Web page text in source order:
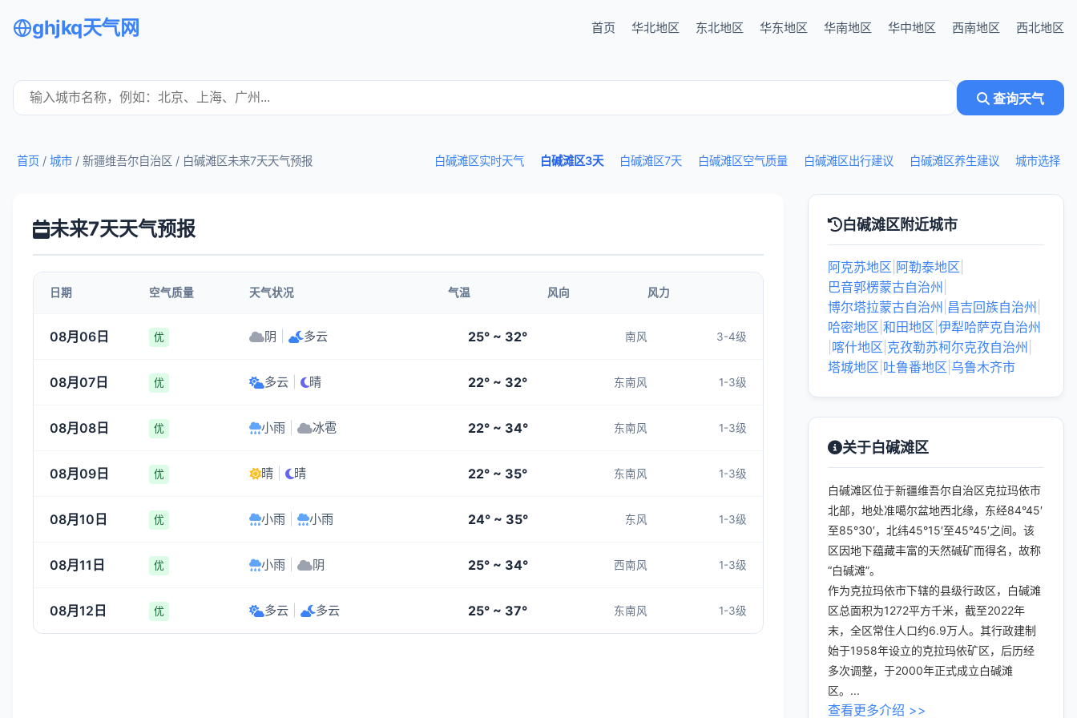
ghjkq天气网 首页 华北地区 东北地区 华东地区 华南地区 华中地区 西南地区 西北地区
查询天气
白碱滩区实时天气 白碱滩区3天 白碱滩区7天 白碱滩区空气质量 白碱滩区出行建议 白碱滩区养生建议 城市选择
首页 / 城市 / 新疆维吾尔自治区 / 白碱滩区未来7天天气预报
未来7天天气预报
日期 空气质量 天气状况 气温 风向 风力
08月06日 优 阴 多云 25° ~ 32° 南风 3-4级
08月07日 优 多云 晴 22° ~ 32° 东南风 1-3级
08月08日 优 小雨 冰雹 22° ~ 34° 东南风 1-3级
08月09日 优 晴 晴 22° ~ 35° 东南风 1-3级
08月10日 优 小雨 小雨 24° ~ 35° 东风 1-3级
08月11日 优 小雨 阴 25° ~ 34° 西南风 1-3级
08月12日 优 多云 多云 25° ~ 37° 东南风 1-3级
白碱滩区附近城市
阿克苏地区 阿勒泰地区
巴音郭楞蒙古自治州
博尔塔拉蒙古自治州 昌吉回族自治州
哈密地区 和田地区 伊犁哈萨克自治州
喀什地区 克孜勒苏柯尔克孜自治州
塔城地区 吐鲁番地区 乌鲁木齐市
关于白碱滩区
白碱滩区位于新疆维吾尔自治区克拉玛依市
北部，地处准噶尔盆地西北缘，东经84°45′
至85°30′，北纬45°15′至45°45′之间。该
区因地下蕴藏丰富的天然碱矿而得名，故称
“白碱滩”。
作为克拉玛依市下辖的县级行政区，白碱滩
区总面积为1272平方千米，截至2022年
末，全区常住人口约6.9万人。其行政建制
始于1958年设立的克拉玛依矿区，后历经
多次调整，于2000年正式成立白碱滩
区。...
查看更多介绍 >>